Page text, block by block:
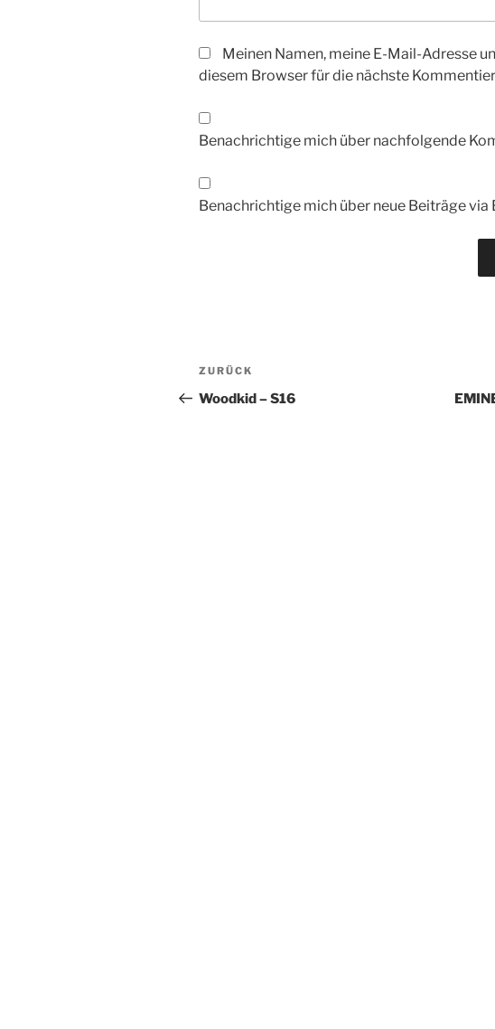
Meinen Namen, meine E-Mail-Adresse
diesem Browser für die nächste
Benachrichtige mich über nachfolgende
Benachrichtige mich über neue Beiträge via
Beitrags-
Navigation
Vorheriger
Beitrag
ZURÜCK
Woodkid – S16